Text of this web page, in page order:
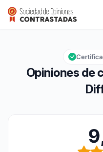
Guano Diffusion
Calificación global: 9,6 de 10
9,6/10
Opiniones de